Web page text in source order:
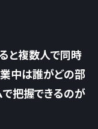
と複数人で同時
中は誰がどの部
把握できるのが